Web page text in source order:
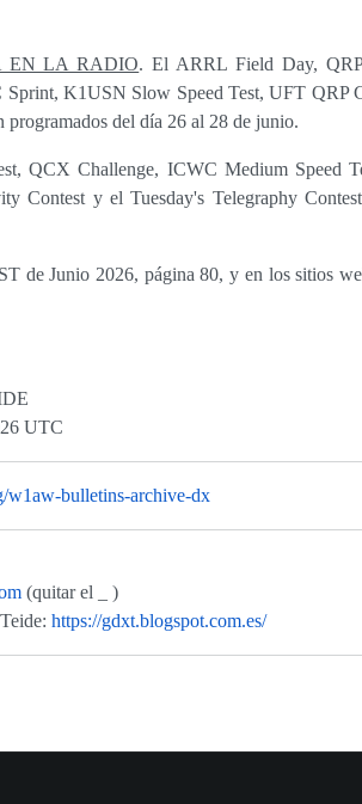
EN LA RADIO. El ARRL Field Day,
K1USN Slow Speed Test, UFT QRP
programados del día 26 al 28 de junio.
QCX Challenge, ICWC Medium Speed
Contest y el Tuesday's Telegraphy
de Junio 2026, página 80, y en los sitios
UTC
w1aw-bulletins-archive-dx
(quitar el _ )
https://gdxt.blogspot.com.es/